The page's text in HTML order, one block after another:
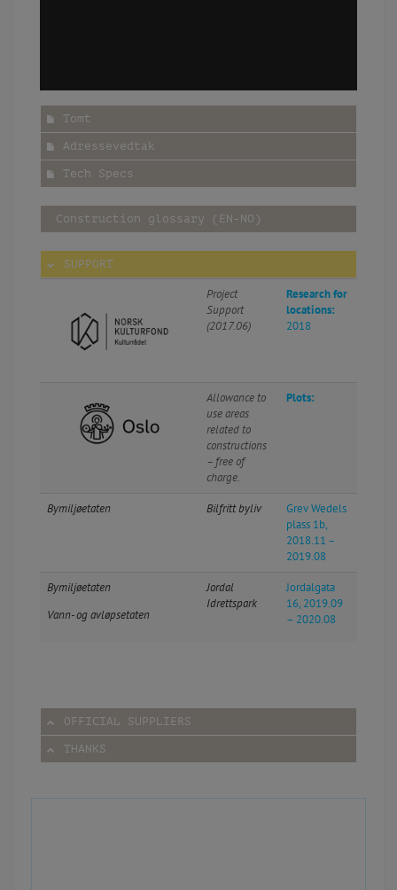
Tomt
Adressevedtak
Tech Specs
Construction glossary (EN-NO)
SUPPORT
Project
Support
(2017.06)
Research for
locations:
2018
Allowance to
use areas
related to
constructions
– free of
charge.
Plots:
Bymiljøetaten Bilfritt byliv
Grev Wedels
plass 1b,
2018.11 –
2019.08
Bymiljøetaten
Vann- og avløpsetaten
Jordal
Idrettspark
Jordalgata
16, 2019.09
– 2020.08
OFFICIAL SUPPLIERS
THANKS